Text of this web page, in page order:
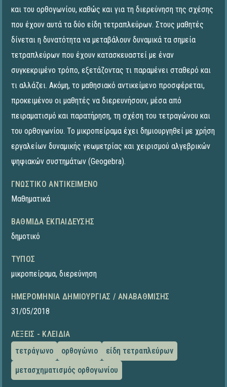
και του ορθογωνίου, καθώς και για τη διερεύνηση της σχέσης
που έχουν αυτά τα δύο είδη τετραπλεύρων. Στους μαθητές
δίνεται η δυνατότητα να μεταβάλουν δυναμικά τα σημεία
τετραπλεύρων που έχουν κατασκευαστεί με έναν
συγκεκριμένο τρόπο, εξετάζοντας τι παραμένει σταθερό και
τι αλλάζει. Ακόμη, το μαθησιακό αντικείμενο προσφέρεται,
προκειμένου οι μαθητές να διερευνήσουν, μέσα από
πειραματισμό και παρατήρηση, τη σχέση του τετραγώνου και
του ορθογωνίου. Το μικροπείραμα έχει δημιουργηθεί με χρήση
εργαλείων δυναμικής γεωμετρίας και χειρισμού αλγεβρικών
ψηφιακών συστημάτων (Geogebra).
ΓΝΩΣΤΙΚΌ ΑΝΤΙΚΕΊΜΕΝΟ
Μαθηματικά
ΒΑΘΜΊΔΑ ΕΚΠΑΊΔΕΥΣΗΣ
δημοτικό
ΤΎΠΟΣ
μικροπείραμα, διερεύνηση
ΗΜΕΡΟΜΗΝΊΑ ΔΗΜΙΟΥΡΓΊΑΣ / ΑΝΑΒΆΘΜΙΣΗΣ
31/05/2018
ΛΈΞΕΙΣ - ΚΛΕΙΔΙΆ
τετράγωνο
ορθογώνιο
είδη τετραπλεύρων
μετασχηματισμός ορθογωνίου